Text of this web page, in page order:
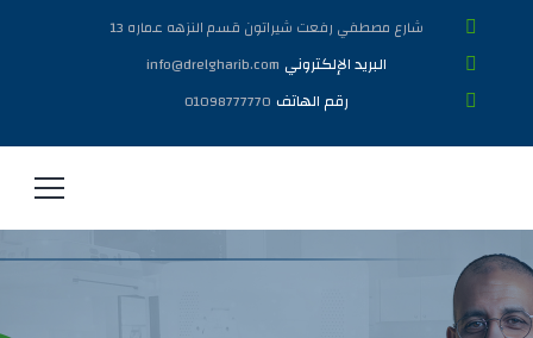
شارع مصطفي رفعت شيراتون قسم النزهه عماره 13
البريد الإلكتروني info@drelgharib.com
رقم الهاتف 01098777770